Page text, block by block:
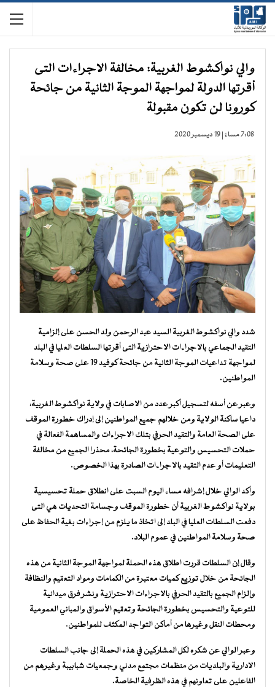
والي نواكشوط الغربية: مخالفة الاجراءات التى
أقرتها الدولة لمواجهة الموجة الثانية من جائحة
كورونا لن تكون مقبولة
7:08 مساءً | 19 ديسمبر 2020
شدد والي نواكشوط الغربية السيد عبد الرحمن ولد الحسن على إلزامية
التقيد الجماعي بالاجراءات الاحترازية التى أقرتها السلطات العليا في البلد
لمواجهة تداعيات الموجة الثانية من جائحة كوفيد 19 على صحة وسلامة
المواطنين.
وعبر عن أسفه لتسجيل أكبر عدد من الاصابات في ولاية نواكشوط الغربية،
داعيا ساكنة الولاية ومن خلالهم جميع المواطنين إلى إدراك خطورة الموقف
على الصحة العامة والتقيد الحرفي بتلك الاجراءات والمساهمة الفعالة في
حملات التحسيس والتوعية بخطورة الجائحة، محذرا الجميع من مخالفة
التعليمات أو عدم التقيد بالاجراءات الصادرة بهذا الخصوص.
وأكد الوالي خلال إشرافه مساء اليوم السبت على انطلاق حملة تحسيسية
بولاية نواكشوط الغربية أن خطورة الموقف وجسامة التحديات هي التى
دفعت السلطات العليا في البلد إلى اتخاذ ما يلزم من إجراءات بغية الحفاظ على
صحة وسلامة المواطنين في عموم البلاد.
وقال إن السلطات قررت اطلاق هذه الحملة لمواجهة الموجة الثانية من هذه
الجائحة من خلال توزيع كميات معتبرة من الكمامات ومواد التعقيم والنظافة
وإلزام الجميع بالتقيد الحرفي بالاجراءات الاحترازية ونشر فرق ميدانية
للتوعية والتحسيس بخطورة الجائحة وتعقيم الأسواق والمباني العمومية
ومحطات النقل وغيرها من أماكن التواجد المكثف للمواطنين.
وعبر الوالي عن شكره لكل المشاركين في هذه الحملة إلى جانب السلطات
الادارية والبلديات من منظمات مجتمع مدني وجمعيات شبابيبة وغيرهم من
الفاعلين على تعاونهم في هذه الظرفية الخاصة.